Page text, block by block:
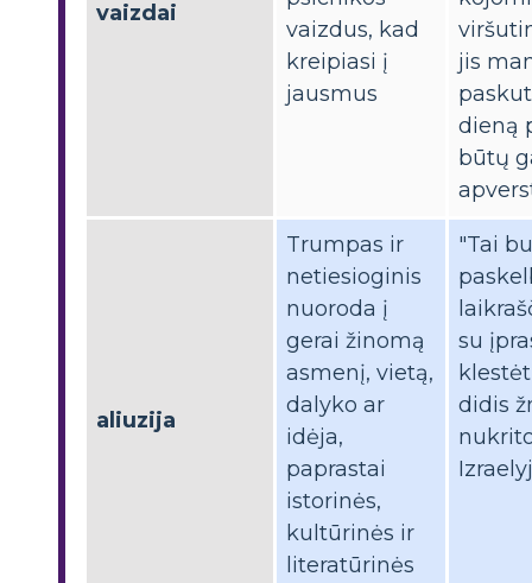
vaizdai
vaizdus, ​​kad
kreipiasi į
jausmus
jis
dieną
būtų
aliuzija
Trumpas ir
netiesioginis
nuoroda į
gerai žinomą
asmenį, vietą,
dalyko ar
idėja,
paprastai
istorinės,
kultūrinės ir
literatūrinės
"Tai
su
didis